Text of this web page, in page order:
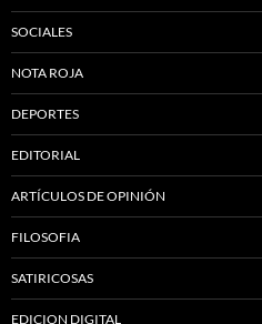
SOCIALES
NOTA ROJA
DEPORTES
EDITORIAL
ARTÍCULOS DE OPINIÓN
FILOSOFIA
SATIRICOSAS
EDICION DIGITAL